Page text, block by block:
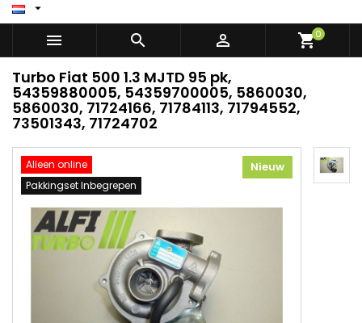

   shopping_cart0
Turbo Fiat 500 1.3 MJTD 95 pk,
54359880005, 54359700005, 5860030,
5860030, 71724166, 71784113, 71794552,
73501343, 71724702
Alleen online
Pakkingset Inbegrepen
Nieuw